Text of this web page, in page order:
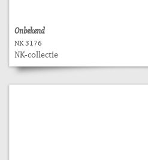
Onbekend
NK 3176
NK-collectie